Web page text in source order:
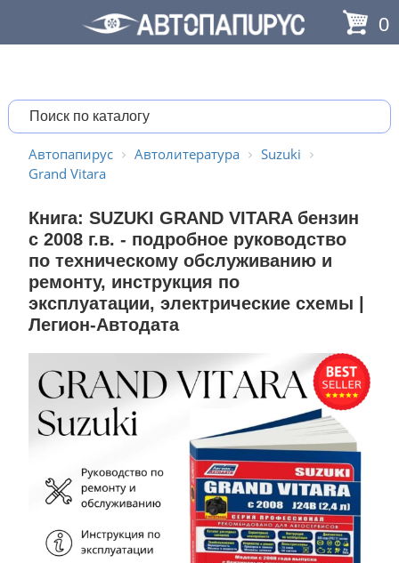
0
Автопапирус Автолитература
Suzuki
Grand Vitara
Книга: SUZUKI GRAND VITARA бензин
с 2008 г.в. - подробное руководство
по техническому обслуживанию и
ремонту, инструкция по
эксплуатации, электрические схемы |
Легион-Aвтодата